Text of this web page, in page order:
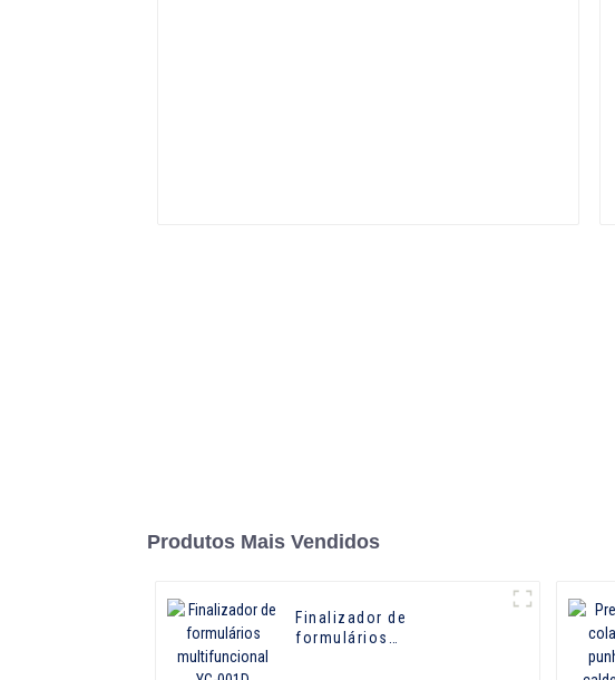
Produtos Mais Vendidos
Finalizador de
formulários